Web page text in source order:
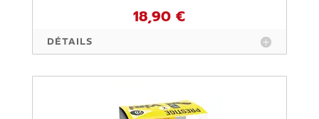
18,90 €
DÉTAILS